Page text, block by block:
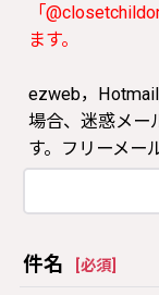
「
ます。
ezweb，
場合、迷惑メー
す。フリーメー
件名 必須